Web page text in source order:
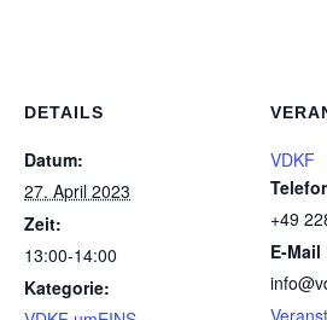
DETAILS
Datum:
27. April 2023
Zeit:
13:00-14:00
Kategorie:
VDKF
+49
E-Mail